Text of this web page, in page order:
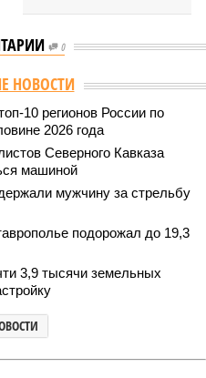
0
ливней 18 сёл остаются без
остаются без
земли
без транспортного сообщения
хозяйства Республики